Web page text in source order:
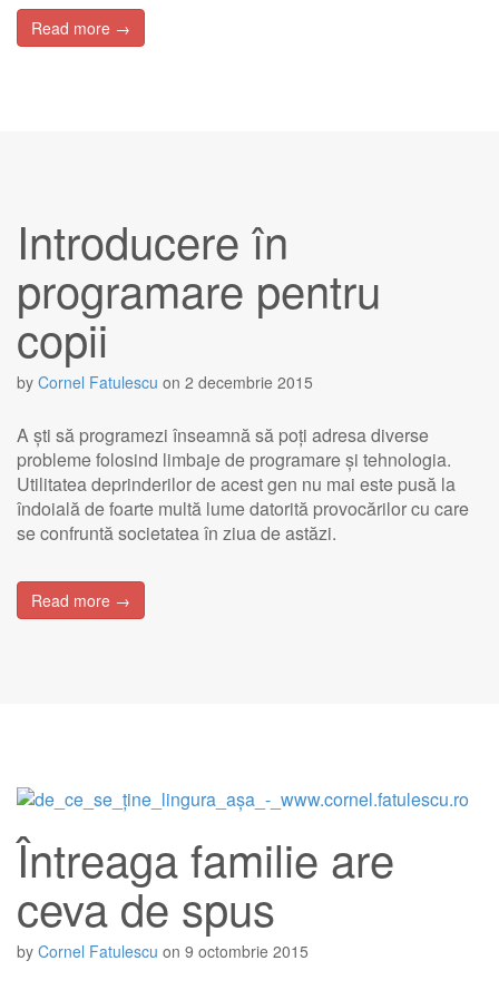
Read more →
Introducere în
programare pentru
copii
by Cornel Fatulescu on 2 decembrie 2015
A ști să programezi înseamnă să poți adresa diverse
probleme folosind limbaje de programare și tehnologia.
Utilitatea deprinderilor de acest gen nu mai este pusă la
îndoială de foarte multă lume datorită provocărilor cu care
se confruntă societatea în ziua de astăzi.
Read more →
Întreaga familie are
ceva de spus
by Cornel Fatulescu on 9 octombrie 2015